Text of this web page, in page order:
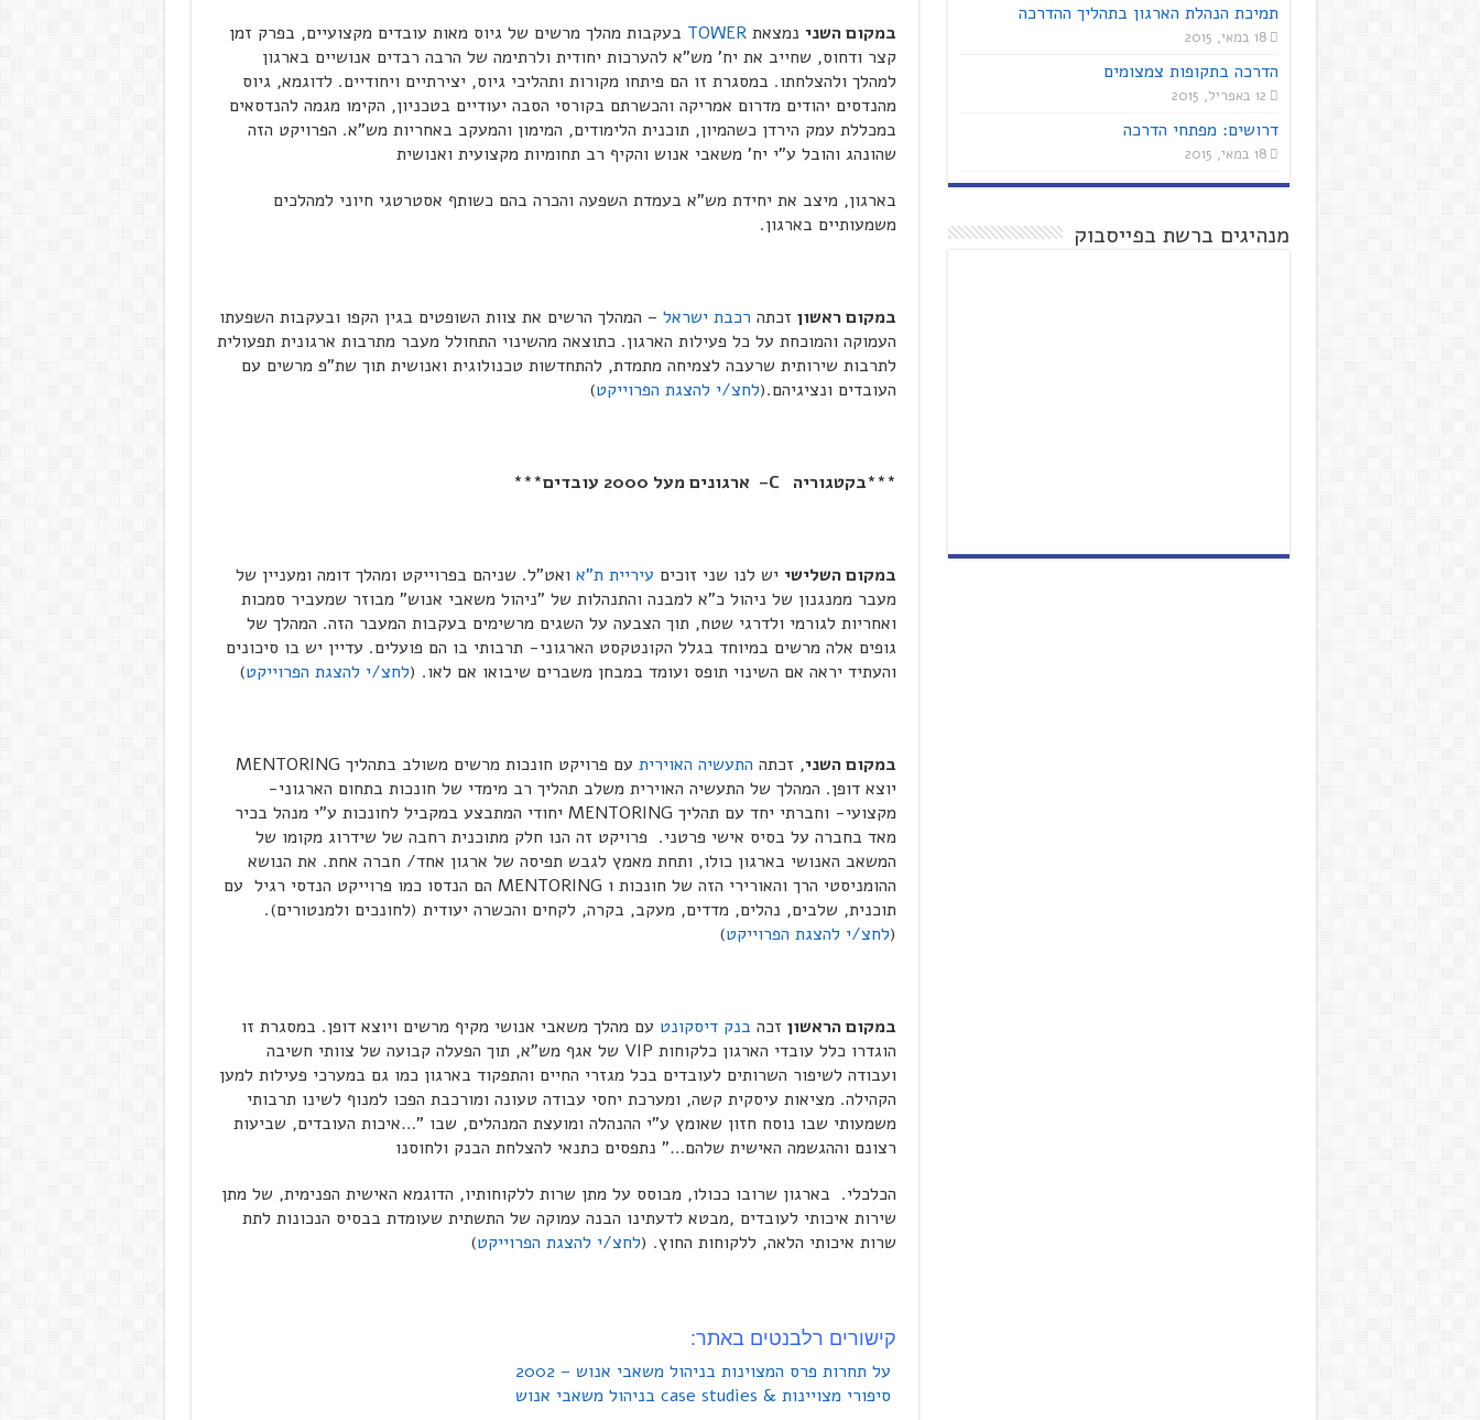
במקום השני נמצאתTOWER בעקבות מהלך מרשים של גיוס מאות עובדים מקצועיים, בפרק זמן
קצר ודחוס, שחייב את יח' מש"א להערכות יחודית ולרתימה של הרבה רבדים אנושיים בארגון
למהלך ולהצלחתו. במסגרת זו הם פיתחו מקורות ותהליכי גיוס, יצירתיים ויחודיים. לדוגמא, גיוס
מהנדסים יהודים מדרום אמריקה והכשרתם בקורסי הסבה יעודיים בטכניון, הקימו מגמה להנדסאים
במכללת עמק הירדן כשהמיון, תוכנית הלימודים, המימון והמעקב באחריות מש"א. הפרויקט הזה
שהונהג והובל ע"י יח' משאבי אנוש והקיף רב תחומיות מקצועית ואנושית
בארגון, מיצב את יחידת מש"א בעמדת השפעה והכרה בהם כשותף אסטרטגי חיוני למהלכים
משמעותיים בארגון.
במקום ראשון זכתה רכבת ישראל – המהלך הרשים את צוות השופטים בגין הקפו ובעקבות השפעתו
העמוקה והמוכחת על כל פעילות הארגון. כתוצאה מהשינוי התחולל מעבר מתרבות ארגונית תפעולית
לתרבות שירותית שרעבה לצמיחה מתמדת, להתחדשות טכנולוגית ואנושית תוך שת"פ מרשים עם
העובדים ונציגיהם.(לחצ/י להצגת הפרוייקט)
***בקטגוריה C– ארגונים מעל 2000 עובדים***
במקום השלישי יש לנו שני זוכים עיריית ת"א ואט"ל. שניהם בפרוייקט ומהלך דומה ומעניין של
מעבר ממנגנון של ניהול כ"א למבנה והתנהלות של "ניהול משאבי אנוש" מבוזר שמעביר סמכות
ואחריות לגורמי ולדרגי שטח, תוך הצבעה על השגים מרשימים בעקבות המעבר הזה. המהלך של
גופים אלה מרשים במיוחד בגלל הקונטקסט הארגוני- תרבותי בו הם פועלים. עדיין יש בו סיכונים
והעתיד יראה אם השינוי תופס ועומד במבחן משברים שיבואו אם לאו. (לחצ/י להצגת הפרוייקט)
במקום השני, זכתה התעשיה האוירית
עם פרויקט חונכות מרשים משולב בתהליך MENTORING
יוצא דופן. המהלך של התעשיה האוירית משלב תהליך רב מימדי של חונכות בתחום הארגוני-
מקצועי- וחברתי יחד עם תהליך MENTORING יחודי המתבצע במקביל לחונכות ע"י מנהל בכיר
מאד בחברה על בסיס אישי פרטני. פרויקט זה הנו חלק מתוכנית רחבה של שידרוג מקומו של
המשאב האנושי בארגון כולו, ותחת מאמץ לגבש תפיסה של ארגון אחד/ חברה אחת. את הנושא
ההומניסטי הרך והאורירי הזה של חונכות ו MENTORING הם הנדסו כמו פרוייקט הנדסי רגיל עם
תוכנית, שלבים, נהלים, מדדים, מעקב, בקרה, לקחים והכשרה יעודית (לחונכים ולמנטורים).
(לחצ/י להצגת הפרוייקט)
במקום הראשון זכה בנק דיסקונט עם מהלך משאבי אנושי מקיף מרשים ויוצא דופן. במסגרת זו
הוגדרו כלל עובדי הארגון כלקוחות VIP של אגף מש"א, תוך הפעלה קבועה של צוותי חשיבה
ועבודה לשיפור השרותים לעובדים בכל מגזרי החיים והתפקוד בארגון כמו גם במערכי פעילות למען
הקהילה. מציאות עיסקית קשה, ומערכת יחסי עבודה טעונה ומורכבת הפכו למנוף לשינו תרבותי
משמעותי שבו נוסח חזון שאומץ ע"י ההנהלה ומועצת המנהלים, שבו "…איכות העובדים, שביעות
רצונם וההגשמה האישית שלהם…" נתפסים כתנאי להצלחת הבנק ולחוסנו
הכלכלי. בארגון שרובו ככולו, מבוסס על מתן שרות ללקוחותיו, הדוגמא האישית הפנימית, של מתן
שירות איכותי לעובדים ,מבטא לדעתינו הבנה עמוקה של התשתית שעומדת בבסיס הנכונות לתת
שרות איכותי הלאה, ללקוחות החוץ. (לחצ/י להצגת הפרוייקט)
קישורים רלבנטים באתר:
על תחרות פרס המצוינות בניהול משאבי אנוש – 2002
סיפורי מצויינות & case studies בניהול משאבי אנוש
תמיכת הנהלת הארגון בתהליך ההדרכה
18 במאי, 2015
הדרכה בתקופות צמצומים
12 באפריל, 2015
דרושים: מפתחי הדרכה
18 במאי, 2015
מנהיגים ברשת בפייסבוק